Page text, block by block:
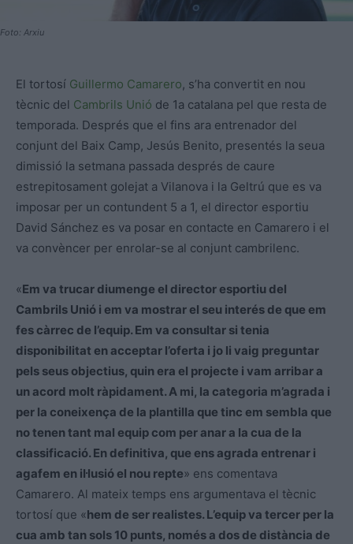
Foto: Arxiu
El tortosí Guillermo Camarero, s’ha convertit en nou
tècnic del Cambrils Unió de 1a catalana pel que resta de
temporada. Després que el fins ara entrenador del
conjunt del Baix Camp, Jesús Benito, presentés la seua
dimissió la setmana passada després de caure
estrepitosament golejat a Vilanova i la Geltrú que es va
imposar per un contundent 5 a 1, el director esportiu
David Sánchez es va posar en contacte en Camarero i el
va convèncer per enrolar-se al conjunt cambrilenc.
«Em va trucar diumenge el director esportiu del
Cambrils Unió i em va mostrar el seu interés de que em
fes càrrec de l’equip. Em va consultar si tenia
disponibilitat en acceptar l’oferta i jo li vaig preguntar
pels seus objectius, quin era el projecte i vam arribar a
un acord molt ràpidament. A mi, la categoria m’agrada i
per la coneixença de la plantilla que tinc em sembla que
no tenen tant mal equip com per anar a la cua de la
classificació. En definitiva, que ens agrada entrenar i
agafem en il·lusió el nou repte» ens comentava
Camarero. Al mateix temps ens argumentava el tècnic
tortosí que «hem de ser realistes. L’equip va tercer per la
cua amb tan sols 10 punts, només a dos de distància de